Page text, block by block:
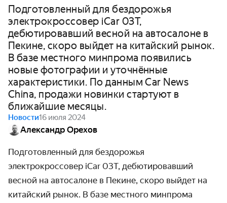
Подготовленный для бездорожья
электрокроссовер iCar 03T,
дебютировавший весной на автосалоне в
Пекине, скоро выйдет на китайский рынок.
В базе местного минпрома появились
новые фотографии и уточнённые
характеристики. По данным Car News
China, продажи новинки стартуют в
ближайшие месяцы.
Новости16 июля 2024
Александр Орехов
Подготовленный для бездорожья
электрокроссовер iCar 03T, дебютировавший
весной на автосалоне в Пекине, скоро выйдет на
китайский рынок. В базе местного минпрома